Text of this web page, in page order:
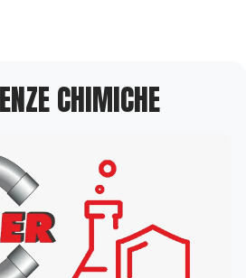
CHIMICHE